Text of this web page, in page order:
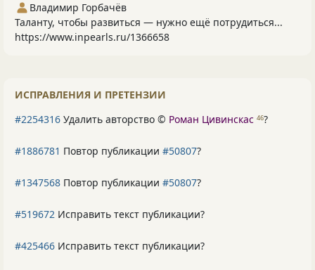
Владимир Горбачёв
Таланту, чтобы развиться — нужно ещё потрудиться...
https://www.inpearls.ru/1366658
ИСПРАВЛЕНИЯ И ПРЕТЕНЗИИ
#2254316 Удалить авторство © Роман Цивинскас 46?
#1886781 Повтор публикации #50807?
#1347568 Повтор публикации #50807?
#519672 Исправить текст публикации?
#425466 Исправить текст публикации?